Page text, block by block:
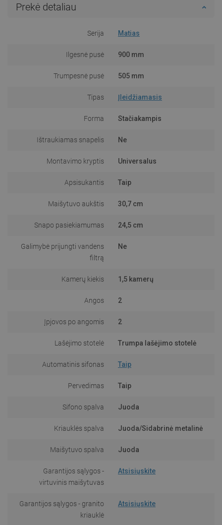
Prekė detaliau
Serija Matias
Ilgesnė pusė 900 mm
Trumpesnė pusė 505 mm
Tipas Įleidžiamasis
Forma Stačiakampis
Ištraukiamas snapelis Ne
Montavimo kryptis Universalus
Apsisukantis Taip
Maišytuvo aukštis 30,7 cm
Snapo pasiekiamumas 24,5 cm
Galimybė prijungti vandens
filtrą
Ne
Kamerų kiekis 1,5 kamerų
Angos 2
Įpjovos po angomis 2
Lašėjimo stotelė Trumpa lašėjimo stotelė
Automatinis sifonas Taip
Pervedimas Taip
Sifono spalva Juoda
Kriauklės spalva Juoda/Sidabrinė metalinė
Maišytuvo spalva Juoda
Garantijos sąlygos -
virtuvinis maišytuvas
Atsisiųskite
Garantijos sąlygos - granito
kriauklė
Atsisiųskite